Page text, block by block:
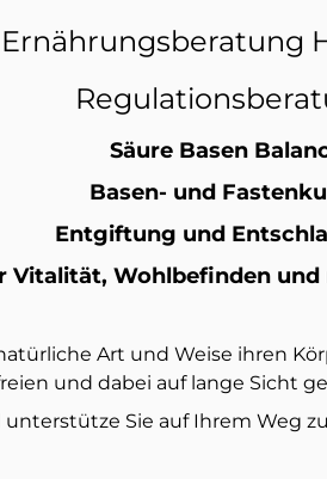
Ernährungsberatung
Säure Basen
Basen- und
Entgiftung und
Vitalität, Wohlbefinden und
Art und Weise ihren
und dabei auf lange Sicht
Sie auf Ihrem Weg